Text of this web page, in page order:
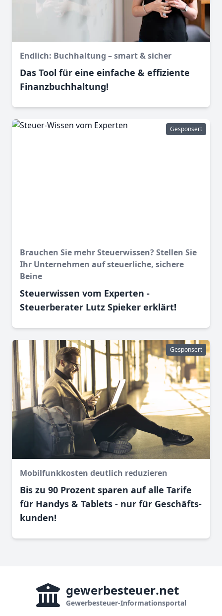
Endlich: Buchhaltung – smart & sicher
Das Tool für eine einfache & effiziente
Finanz­buchhaltung!
Gesponsert
Brauchen Sie mehr Steuerwissen? Stellen Sie
Ihr Unternehmen auf steuerliche, sichere
Beine
Steuerwissen vom Experten -
Steuerberater Lutz Spieker erklärt!
Gesponsert
Mobilfunkkosten deutlich reduzieren
Bis zu 90 Prozent sparen auf alle Tarife
für Handys & Tablets - nur für Geschäfts­
kunden!
gewerbesteuer.net
Gewerbesteuer-Informationsportal